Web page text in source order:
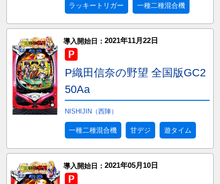
ラッキートリガー 一種二種混合機
導入開始日： 2021年11月22日
P織田信奈の野望 全国版GC2
50Aa
NISHIJIN（西陣）
一種二種混合機 甘デジ 遊タイム
導入開始日： 2021年05月10日